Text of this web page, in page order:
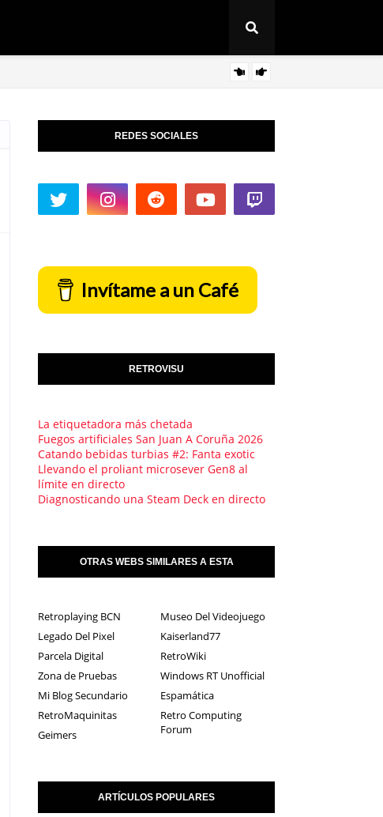
REDES SOCIALES
Invítame a un Café
RETROVISU
La etiquetadora más chetada
Fuegos artificiales San Juan A Coruña 2026
Catando bebidas turbias #2: Fanta exotic
Llevando el proliant microsever Gen8 al
límite en directo
Diagnosticando una Steam Deck en directo
OTRAS WEBS SIMILARES A ESTA
Retroplaying BCN
Museo Del Videojuego
Legado Del Pixel
Kaiserland77
Parcela Digital
RetroWiki
Zona de Pruebas
Windows RT Unofficial
Mi Blog Secundario
Espamática
RetroMaquinitas
Retro Computing
Forum
Geimers
ARTÍCULOS POPULARES